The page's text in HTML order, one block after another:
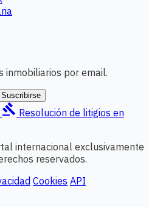
inmobiliarios por email.
Suscribirse
gavel Resolución de litigios en
internacional exclusivamente
reservados.
Cookies API